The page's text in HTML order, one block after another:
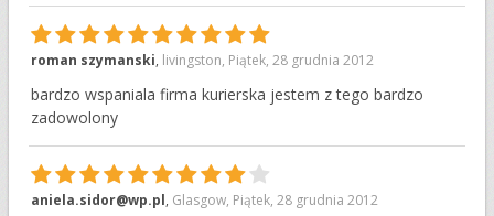
10
roman szymanski, livingston, Piątek, 28 grudnia 2012
bardzo wspaniala firma kurierska jestem z tego bardzo
zadowolony
9
aniela.sidor@wp.pl, Glasgow, Piątek, 28 grudnia 2012